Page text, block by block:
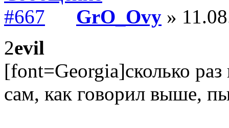
GrO_Ovy »
2evil
[font=Georgia]сколько
сам, как говорил выше,